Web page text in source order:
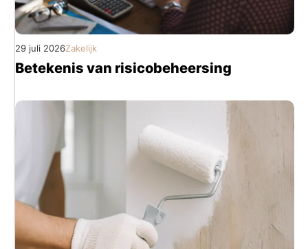
29 juli 2026Zakelijk
Betekenis van risicobeheersing